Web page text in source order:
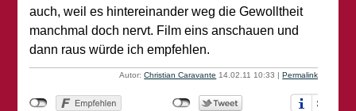
auch, weil es hintereinander weg die Gewolltheit
manchmal doch nervt. Film eins anschauen und
dann raus würde ich empfehlen.
Autor:Christian Caravante 14.02.11 10:33 |Permalink